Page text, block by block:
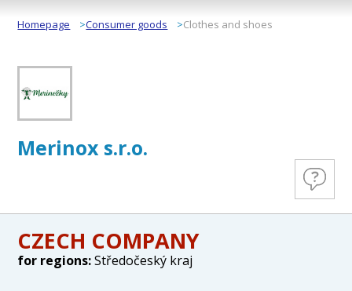
Homepage Consumer goods Clothes and shoes
Merinox s.r.o.
CZECH COMPANY
for regions:Středočeský kraj